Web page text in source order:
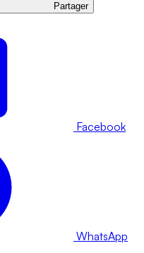
Partager
Facebook
WhatsApp